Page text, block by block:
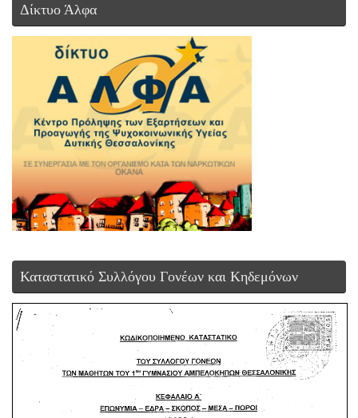
Δίκτυο Άλφα
Καταστατικό Συλλόγου Γονέων και Κηδεμόνων